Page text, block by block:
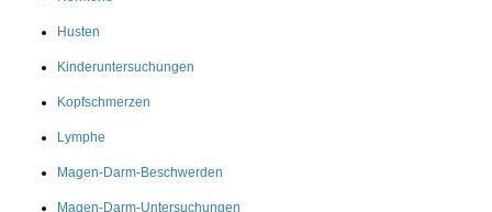
Husten
Kinderuntersuchungen
Kopfschmerzen
Lymphe
Magen-Darm-Beschwerden
Magen-Darm-Untersuchungen